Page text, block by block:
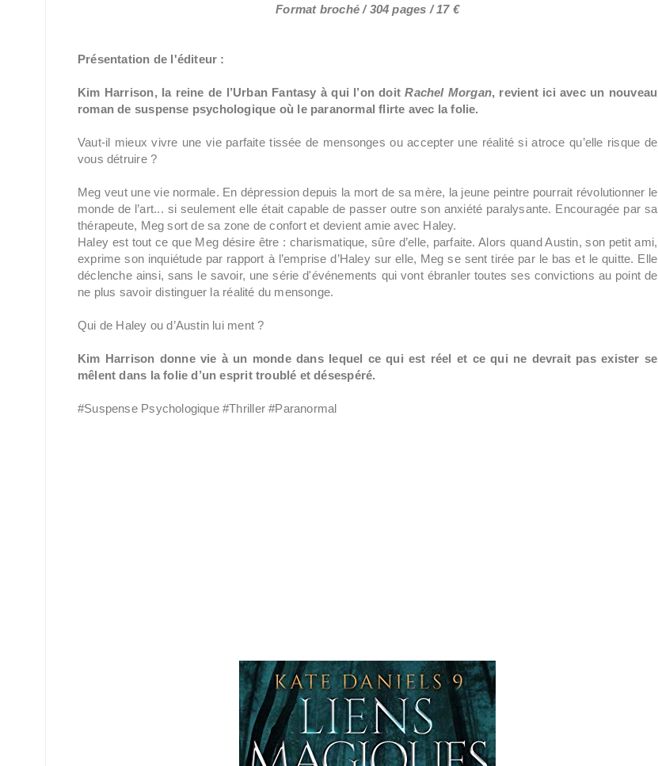
Format broché/ 304 pages / 17 €
Présentation de l'éditeur :
Kim Harrison, la reine de l’Urban Fantasy à qui l’on doitRachel Morgan, revient ici avec un nouveau
roman de suspense psychologique où le paranormal flirte avec la folie.
Vaut-il mieux vivre une vie parfaite tissée de mensonges ou accepter une réalité si atroce qu’elle risque de
vous détruire ?
Meg veut une vie normale. En dépression depuis la mort de sa mère, la jeune peintre pourrait révolutionner le
monde de l’art... si seulement elle était capable de passer outre son anxiété paralysante. Encouragée par sa
thérapeute, Meg sort de sa zone de confort et devient amie avec Haley.
Haley est tout ce que Meg désire être : charismatique, sûre d’elle, parfaite. Alors quand Austin, son petit ami,
exprime son inquiétude par rapport à l’emprise d’Haley sur elle, Meg se sent tirée par le bas et le quitte. Elle
déclenche ainsi, sans le savoir, une série d'événements qui vont ébranler toutes ses convictions au point de
ne plus savoir distinguer la réalité du mensonge.
Qui de Haley ou d’Austin lui ment ?
Kim Harrison donne vie à un monde dans lequel ce qui est réel et ce qui ne devrait pas exister se
mêlent dans la folie d’un esprit troublé et désespéré.
#Suspense Psychologique #Thriller #Paranormal